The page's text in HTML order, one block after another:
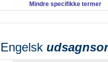
Mindre specifikke termer
Engelsk